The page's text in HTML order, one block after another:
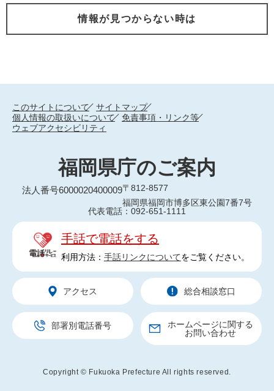
情報が見つからない時は
このサイトについて
サイトマップ
個人情報の取扱いについて
免責事項・リンク等
ウェブアクセシビリティ
福岡県庁のご案内
法人番号6000020400009〒812-8577
福岡県福岡市博多区東公園7番7号
代表電話：092-651-1111
手話で電話をする
利用方法： 手話リンクについてをご覧ください。
アクセス 総合相談窓口
部署別電話番号
ホームページに関する
お問い合わせ
Copyright © Fukuoka Prefecture All rights reserved.